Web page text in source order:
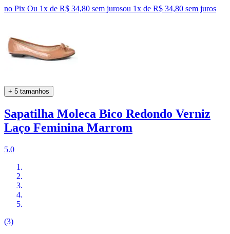
no Pix Ou 1x de R$ 34,80 sem jurosou 1x de R$ 34,80 sem juros
+ 5 tamanhos
Sapatilha Moleca Bico Redondo Verniz
Laço Feminina Marrom
5.0
(3)